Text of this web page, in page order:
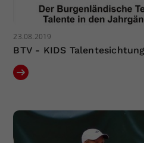
23.08.2019
BTV - KIDS